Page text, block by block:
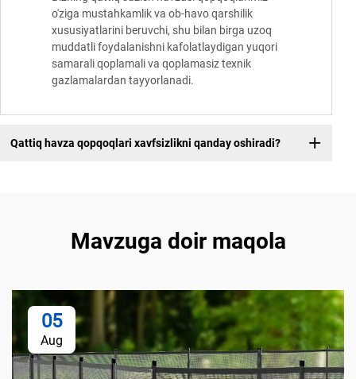
o'ziga mustahkamlik va ob-havo qarshilik
xususiyatlarini beruvchi, shu bilan birga uzoq
muddatli foydalanishni kafolatlaydigan yuqori
samarali qoplamali va qoplamasiz texnik
gazlamalardan tayyorlanadi.
Qattiq havza qopqoqlari xavfsizlikni qanday oshiradi?
Mavzuga doir maqola
05
Aug